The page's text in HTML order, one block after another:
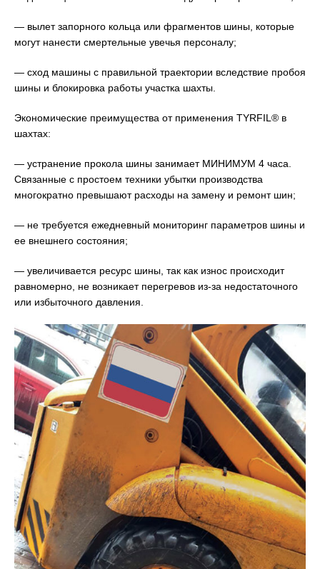
— вылет запорного кольца или фрагментов шины, которые
могут нанести смертельные увечья персоналу;
— сход машины с правильной траектории вследствие пробоя
шины и блокировка работы участка шахты.
Экономические преимущества от применения TYRFIL® в
шахтах:
— устранение прокола шины занимает МИНИМУМ 4 часа.
Связанные с простоем техники убытки производства
многократно превышают расходы на замену и ремонт шин;
— не требуется ежедневный мониторинг параметров шины и
ее внешнего состояния;
— увеличивается ресурс шины, так как износ происходит
равномерно, не возникает перегревов из-за недостаточного
или избыточного давления.